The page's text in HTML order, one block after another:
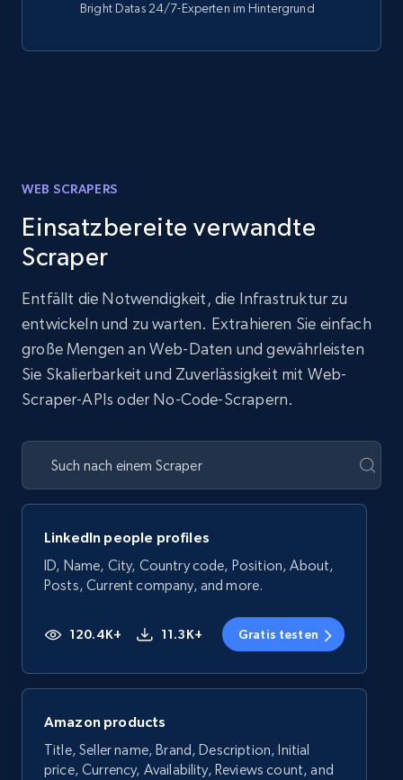
Bright Datas 24/7-Experten im Hintergrund
WEB SCRAPERS
Einsatzbereite verwandte
Scraper
Entfällt die Notwendigkeit, die Infrastruktur zu
entwickeln und zu warten. Extrahieren Sie einfach
große Mengen an Web-Daten und gewährleisten
Sie Skalierbarkeit und Zuverlässigkeit mit Web-
Scraper-APIs oder No-Code-Scrapern.
LinkedIn people profiles
ID, Name, City, Country code, Position, About,
Posts, Current company, and more.
120.4K+ 11.3K+ Gratis testen
Amazon products
Title, Seller name, Brand, Description, Initial
price, Currency, Availability, Reviews count, and